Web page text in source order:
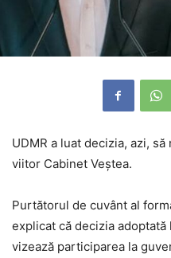
UDMR a luat decizia, azi,
viitor Cabinet Veștea.
Purtătorul de cuvânt al
explicat că decizia
vizează participarea la